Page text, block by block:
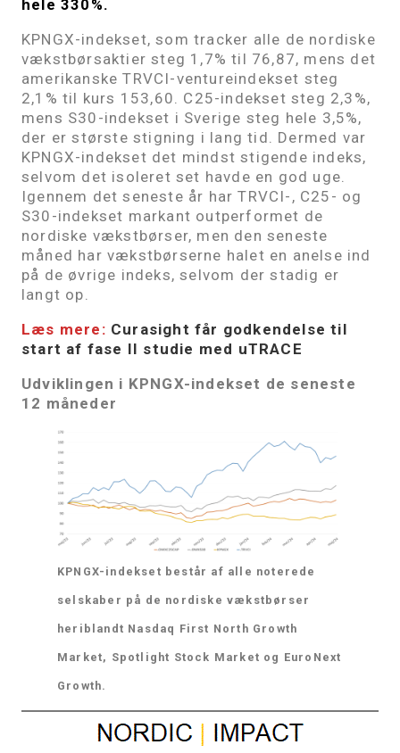
hele 330%.
KPNGX-indekset, som tracker alle de nordiske
vækstbørsaktier steg 1,7% til 76,87, mens det
amerikanske TRVCI-ventureindekset steg
2,1% til kurs 153,60. C25-indekset steg 2,3%,
mens S30-indekset i Sverige steg hele 3,5%,
der er største stigning i lang tid. Dermed var
KPNGX-indekset det mindst stigende indeks,
selvom det isoleret set havde en god uge.
Igennem det seneste år har TRVCI-, C25- og
S30-indekset markant outperformet de
nordiske vækstbørser, men den seneste
måned har vækstbørserne halet en anelse ind
på de øvrige indeks, selvom der stadig er
langt op.
Læs mere: Curasight får godkendelse til
start af fase II studie med uTRACE
Udviklingen i KPNGX-indekset de seneste
12 måneder
KPNGX-indekset består af alle noterede
selskaber på de nordiske vækstbørser
heriblandt Nasdaq First North Growth
Market, Spotlight Stock Market og EuroNext
Growth.